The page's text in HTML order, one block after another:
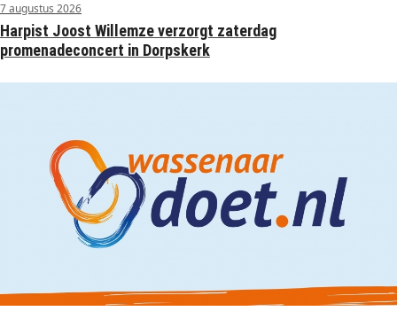
7 augustus 2026
Harpist Joost Willemze verzorgt zaterdag
promenadeconcert in Dorpskerk